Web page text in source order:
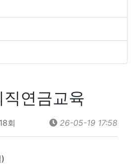
연금교육
회 26-05-19 17:58